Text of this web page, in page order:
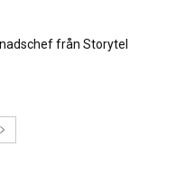
från Storytel